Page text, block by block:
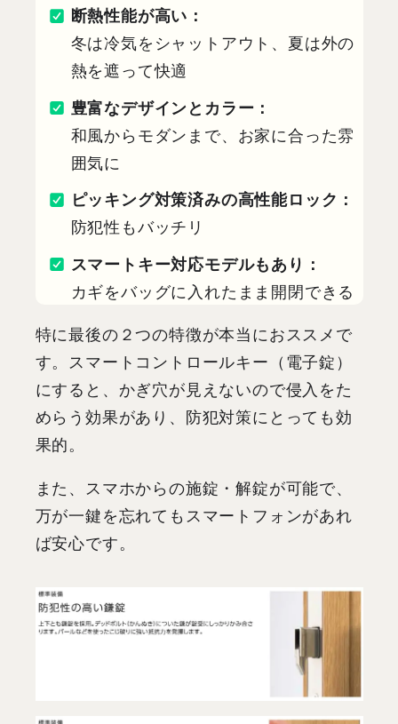
断熱性能が高い：
冬は冷気をシャットアウト、夏は外の
熱を遮って快適
豊富なデザインとカラー：
和風からモダンまで、お家に合った雰
囲気に
ピッキング対策済みの高性能ロック：
防犯性もバッチリ
スマートキー対応モデルもあり：
カギをバッグに入れたまま開閉できる
特に最後の２つの特徴が本当におススメで
す。スマートコントロールキー（電子錠）
にすると、かぎ穴が見えないので侵入をた
めらう効果があり、防犯対策にとっても効
果的。
また、スマホからの施錠・解錠が可能で、
万が一鍵を忘れてもスマートフォンがあれ
ば安心です。